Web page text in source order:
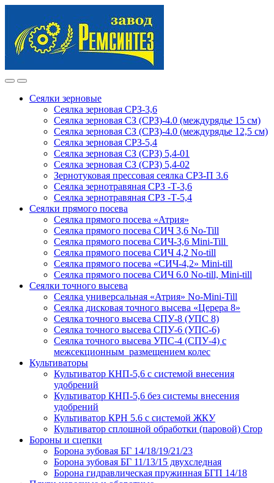
navigation
content
Сеялки зерновые
Сеялка зерновая СРЗ-3,6
Сеялка зерновая СЗ (СРЗ)-4.0 (междурядье 15 см)
Сеялка зерновая СЗ (СРЗ)-4.0 (междурядье 12,5 см)
Сеялка зерновая СРЗ-5,4
Сеялка зерновая СЗ (СРЗ) 5,4-01
Сеялка зерновая СЗ (СРЗ) 5,4-02
Зернотуковая прессовая сеялка СРЗ-П 3.6
Сеялка зернотравяная СРЗ -Т-3,6
Сеялка зернотравяная СРЗ -Т-5,4
Сеялки прямого посева
Сеялка прямого посева «Атрия»
Сеялка прямого посева СИЧ 3,6 No-Till
Сеялка прямого посева СИЧ-3,6 Mini-Till
Сеялка прямого посева СИЧ 4,2 No-till
Сеялка прямого посева «СИЧ-4,2» Mini-till
Сеялка прямого посева СИЧ 6.0 No-till, Mini-till
Сеялки точного высева
Сеялка универсальная «Атрия» No-Mini-Till
Сеялка дисковая точного высева «Церера 8»
Сеялка точного высева СПУ-8 (УПС 8)
Сеялка точного высева СПУ-6 (УПС-6)
Сеялка точного высева УПС-4 (СПУ-4) с
межсекционным размещением колес
Культиваторы
Культиватор КНП-5,6 с системой внесения
удобрений
Культиватор КНП-5,6 без системы внесения
удобрений
Культиватор КРН 5.6 с системой ЖКУ
Культиватор сплошной обработки (паровой) Crop
Бороны и сцепки
Борона зубовая БГ 14/18/19/21/23
Борона зубовая БГ 11/13/15 двухследная
Борона гидравлическая пружинная БГП 14/18